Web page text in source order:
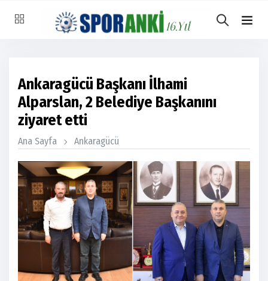
Ankaragücü Başkanı İlhami
Alparslan, 2 Belediye Başkanını
ziyaret etti
Ana Sayfa Ankaragücü